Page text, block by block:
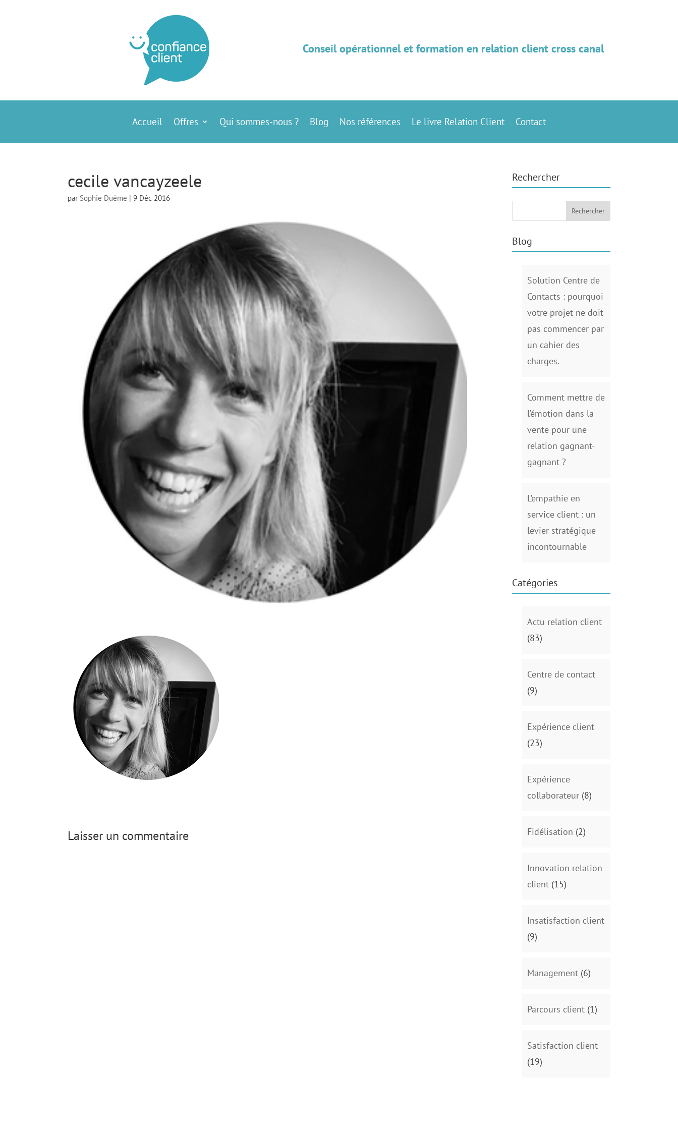
Conseil opérationnel et formation en relation client cross canal
Accueil Offres Qui sommes-nous ? Blog Nos références Le livre Relation Client Contact
cecile vancayzeele
par Sophie Duême |9 Déc 2016
Laisser un commentaire
Rechercher
Blog
Solution Centre de
Contacts : pourquoi
votre projet ne doit
pas commencer par
un cahier des
charges.
Comment mettre de
l’émotion dans la
vente pour une
relation gagnant-
gagnant ?
L’empathie en
service client : un
levier stratégique
incontournable
Catégories
Actu relation client
(83)
Centre de contact
(9)
Expérience client
(23)
Expérience
collaborateur (8)
Fidélisation (2)
Innovation relation
client (15)
Insatisfaction client
(9)
Management (6)
Parcours client (1)
Satisfaction client
(19)